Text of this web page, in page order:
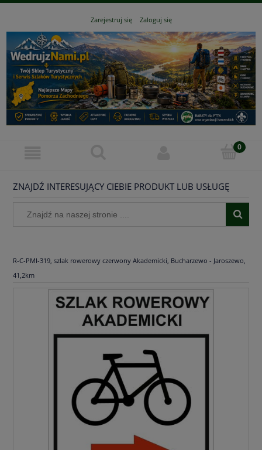
Zarejestruj się Zaloguj się
ZNAJDŹ INTERESUJĄCY CIEBIE PRODUKT LUB USŁUGĘ
R-C-PMI-319, szlak rowerowy czerwony Akademicki, Bucharzewo - Jaroszewo,
41,2km